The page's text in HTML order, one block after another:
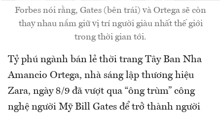
Forbes nói rằng, Gates (bên trái) và Ortega sẽ còn
thay nhau nắm giữ vị trí người giàu nhất thế giới
trong thời gian tới.
Tỷ phú ngành bán lẻ thời trang Tây Ban Nha
Amancio Ortega, nhà sáng lập thương hiệu
Zara, ngày 8/9 đã vượt qua “ông trùm” công
nghệ người Mỹ Bill Gates để trở thành người